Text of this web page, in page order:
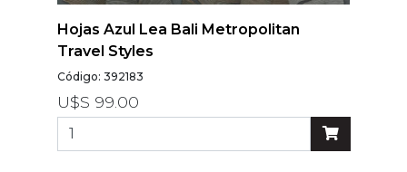
Hojas Azul Lea Bali Metropolitan
Travel Styles
Código: 392183
U$S 99.00